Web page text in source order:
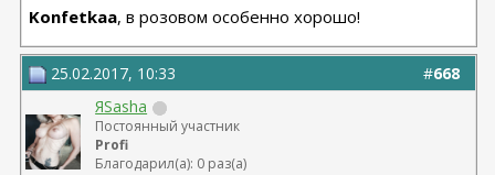
Konfetkaa, в розовом особенно хорошо!
#668
25.02.2017, 10:33
ЯSasha
Постоянный участник
Profi
Благодарил(а): 0 раз(а)